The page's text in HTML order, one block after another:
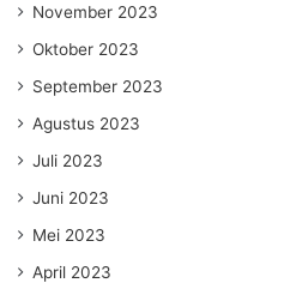
November 2023
Oktober 2023
September 2023
Agustus 2023
Juli 2023
Juni 2023
Mei 2023
April 2023